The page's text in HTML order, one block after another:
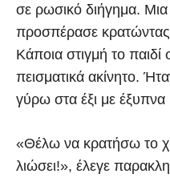
σε ρωσικό διήγημα. Μια
προσπέρασε κρατώντας
Κάποια στιγμή το παιδί
πεισματικά ακίνητο.
γύρω στα έξι με
«Θέλω να κρατήσω το
λιώσει!», έλεγε